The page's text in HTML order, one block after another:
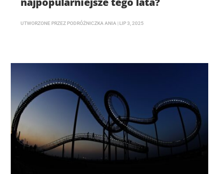
UTWORZONE PRZEZ PODRÓŻNICZKA ANIA | LIP 3, 2025